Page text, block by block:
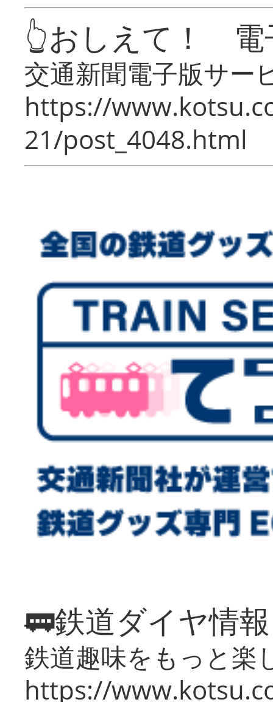
👆おしえて！ 電
交通新聞電子版サー
https://
21/post_4048.html
🚃鉄道ダイヤ情
鉄道趣味をもっと楽
https://